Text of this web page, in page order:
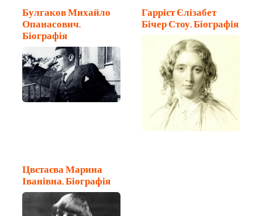
Булгаков Михайло
Опанасович.
Біографія
Гаррієт Єлізабет
Бічер Стоу. Біографія
Цвєтаєва Марина
Іванівна. Біографія